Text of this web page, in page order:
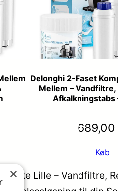
Delonghi 2-Faset
Mellem – Vandfiltre,
Afkalkningstabs
689,00
Køb
Lille – Vandfiltre,
×